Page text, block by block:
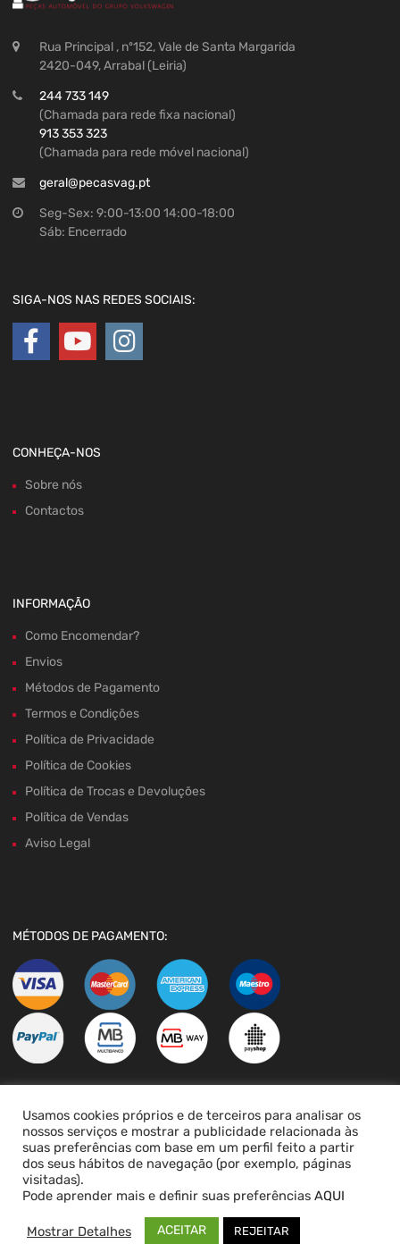
Rua Principal , nº152, Vale de Santa Margarida
2420-049, Arrabal (Leiria)
244 733 149
(Chamada para rede fixa nacional)
913 353 323
(Chamada para rede móvel nacional)
geral@pecasvag.pt
Seg-Sex: 9:00-13:00 14:00-18:00
Sáb: Encerrado
SIGA-NOS NAS REDES SOCIAIS:
CONHEÇA-NOS
Sobre nós
Contactos
INFORMAÇÃO
Como Encomendar?
Envios
Métodos de Pagamento
Termos e Condições
Política de Privacidade
Política de Cookies
Política de Trocas e Devoluções
Política de Vendas
Aviso Legal
MÉTODOS DE PAGAMENTO:
LIVRO DE RECLAMAÇÕES
Usamos cookies próprios e de terceiros para analisar os
nossos serviços e mostrar a publicidade relacionada às
suas preferências com base em um perfil feito a partir
dos seus hábitos de navegação (por exemplo, páginas
visitadas).
Pode aprender mais e definir suas preferências AQUI
Mostrar Detalhes ACEITAR REJEITAR